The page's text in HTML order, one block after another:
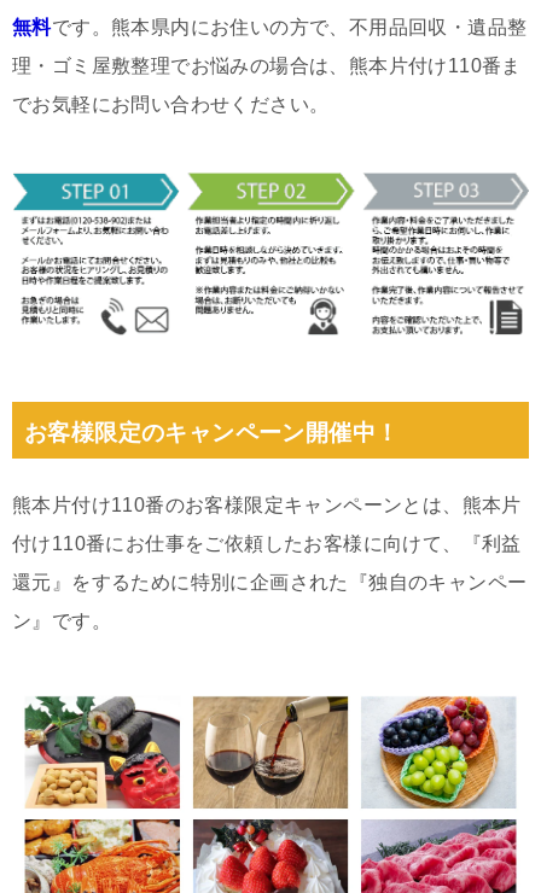
無料です。熊本県内にお住いの方で、不用品回収・遺品整
理・ゴミ屋敷整理でお悩みの場合は、熊本片付け110番ま
でお気軽にお問い合わせください。
お客様限定のキャンペーン開催中！
熊本片付け110番のお客様限定キャンペーンとは、熊本片
付け110番にお仕事をご依頼したお客様に向けて、『利益
還元』をするために特別に企画された『独自のキャンペー
ン』です。